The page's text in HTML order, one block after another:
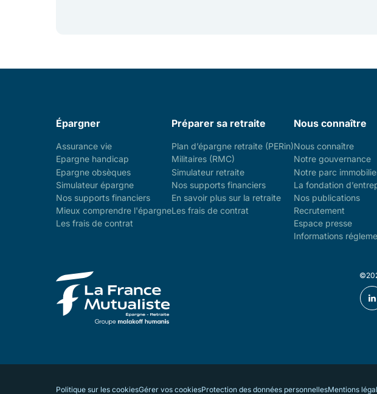
Épargner
Assurance vie
Epargne handicap
Epargne obsèques
Simulateur épargne
Nos supports financiers
Mieux comprendre l'épargne
Les frais de contrat
Préparer sa retraite
Plan d’épargne retraite (PERin)
Militaires (RMC)
Simulateur retraite
Nos supports financiers
En savoir plus sur la retraite
Les frais de contrat
Nous connaître
Nous connaître
Notre gouvernance
Notre parc
La fondation
Nos publications
Recrutement
Espace presse
Informations
Politique sur les cookiesGérer vos cookiesProtection des données personnellesMentions